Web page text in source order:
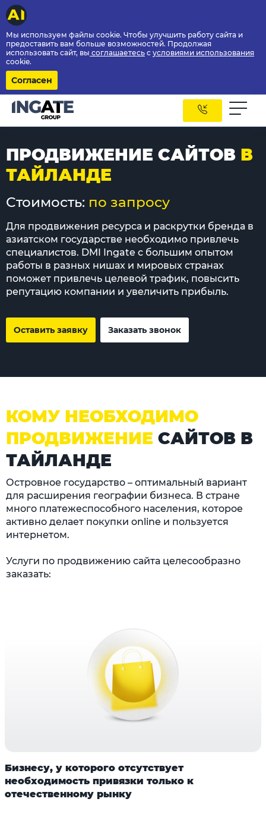
Мы используем файлы cookie. Чтобы улучшить работу сайта и
предоставить вам больше возможностей. Продолжая
использовать сайт, вы соглашаетесь с условиями использования
cookie.
Согласен
ПРОДВИЖЕНИЕ САЙТОВ В
ТАЙЛАНДЕ
Стоимость: по запросу
Для продвижения ресурса и раскрутки бренда в
азиатском государстве необходимо привлечь
специалистов. DMI Ingate с большим опытом
работы в разных нишах и мировых странах
поможет привлечь целевой трафик, повысить
репутацию компании и увеличить прибыль.
Оставить заявку Заказать звонок
КОМУ НЕОБХОДИМО
ПРОДВИЖЕНИЕ САЙТОВ В
ТАЙЛАНДЕ
Островное государство – оптимальный вариант
для расширения географии бизнеса. В стране
много платежеспособного населения, которое
активно делает покупки online и пользуется
интернетом.
Услуги по продвижению сайта целесообразно
заказать:
Бизнесу, у которого отсутствует
необходимость привязки только к
отечественному рынку